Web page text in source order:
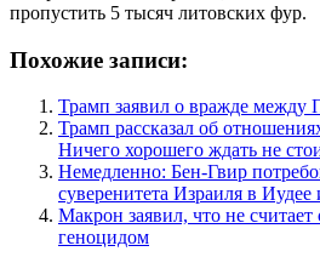
пропустить 5 тысяч литовских фур.
Похожие записи:
Трамп заявил о вражде
Трамп рассказал об
Ничего хорошего ждать не
Немедленно: Бен-Гвир
суверенитета Израиля в
Макрон заявил, что не
геноцидом